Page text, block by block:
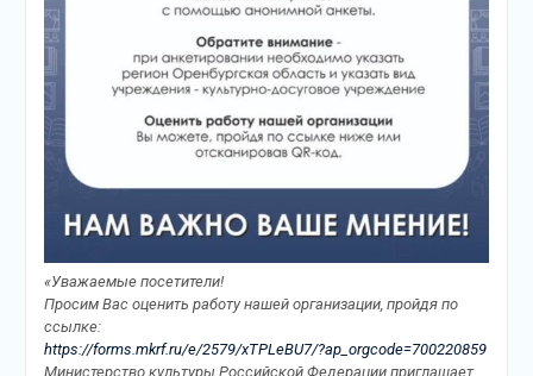
«Уважаемые посетители!
Просим Вас оценить работу нашей организации, пройдя по
ссылке:
https://forms.mkrf.ru/e/2579/xTPLeBU7/?ap_orgcode=700220859
Министерство культуры Российской Федерации приглашает